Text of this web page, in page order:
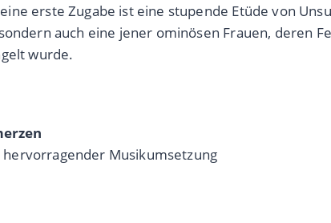
erste Zugabe ist eine stupende Etüde von
auch eine jener ominösen Frauen, deren
wurde.
hervorragender Musikumsetzung